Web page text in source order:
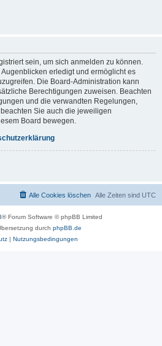
sein, um sich anmelden zu können.
erledigt und ermöglicht es
Die Board-Administration kann
Berechtigungen zuweisen. Beachten
und die verwandten Regelungen,
Sie auch die jeweiligen
Board bewegen.
Alle Zeiten sind UTC
Alle Cookies löschen
® Forum Software © phpBB Limited
durch phpBB.de
| Nutzungsbedingungen